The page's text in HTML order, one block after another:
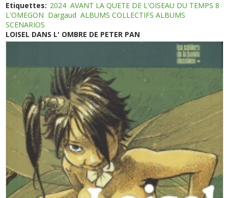
Etiquettes: 2024 AVANT LA QUETE DE L'OISEAU DU TEMPS 8
L'OMEGON Dargaud ALBUMS COLLECTIFS ALBUMS
SCENARIOS
LOISEL DANS L' OMBRE DE PETER PAN